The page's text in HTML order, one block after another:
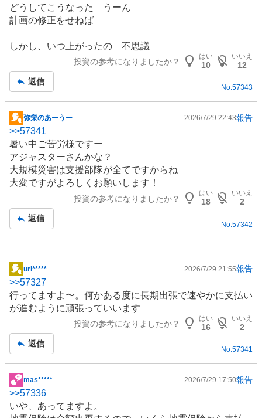
どうしてこうなった うーん
計画の修正をせねば
しかし、いつ上がったの 不思議
投資の参考になりましたか？
はい
10
いいえ
12
返信
No.57343
掲
示
板
記
事
弥栄のあーうー 2026/7/29 22:43報告
>>57341
暑い中ご苦労様ですー
アジャスターさんかな？
大規模災害は支援部隊が全てですからね
大変ですがよろしくお願いします！
投資の参考になりましたか？
はい
18
いいえ
2
返信
No. 57342
掲
示
板
記
uri***** 2026/7/29 21:55報告
>>57327
行ってますよ〜。何かある度に長期出張で速やかに支払い
が進むように頑張っていいます
投資の参考になりましたか？
はい
16
いいえ
2
返信
No.57341
掲
示
板
mas***** 2026/7/29 17:50報告
>>57336
いや、あってますよ。